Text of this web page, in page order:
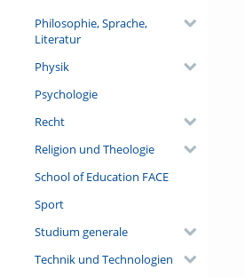
Philosophie, Sprache,
Literatur
Physik
Psychologie
Recht
Religion und Theologie
School of Education FACE
Sport
Studium generale
Technik und Technologien